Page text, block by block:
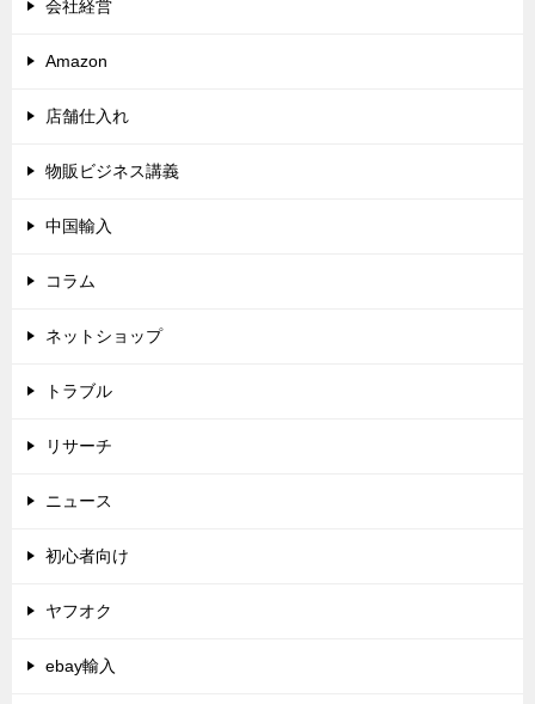
会社経営
Amazon
店舗仕入れ
物販ビジネス講義
中国輸入
コラム
ネットショップ
トラブル
リサーチ
ニュース
初心者向け
ヤフオク
ebay輸入